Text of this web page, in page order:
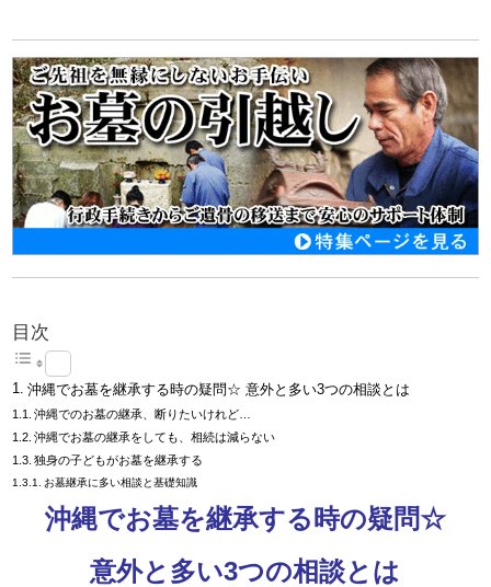
目次
沖縄でお墓を継承する時の疑問☆ 意外と多い3つの相談とは
沖縄でのお墓の継承、断りたいけれど…
沖縄でお墓の継承をしても、相続は減らない
独身の子どもがお墓を継承する
お墓継承に多い相談と基礎知識
沖縄でお墓を継承する時の疑問☆
意外と多い3つの相談とは